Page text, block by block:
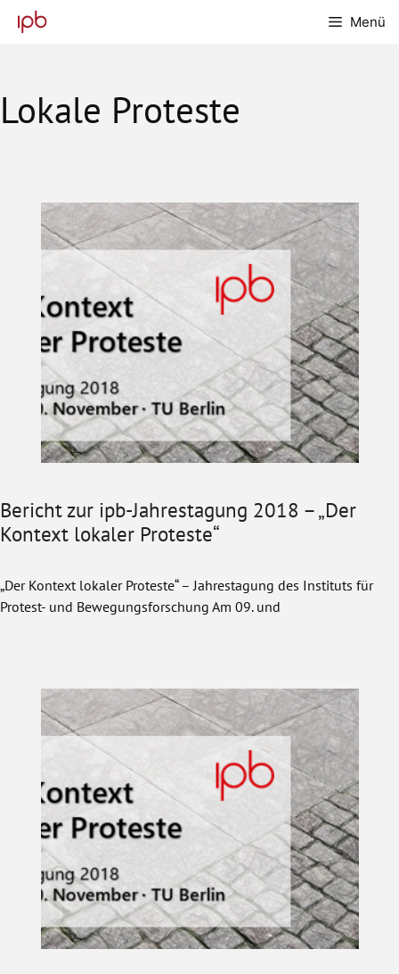
Inhalt
Menü
Lokale Proteste
Bericht zur ipb-Jahrestagung 2018 – „Der
Kontext lokaler Proteste“
„Der Kontext lokaler Proteste“ – Jahrestagung des Instituts für
Protest- und Bewegungsforschung Am 09. und